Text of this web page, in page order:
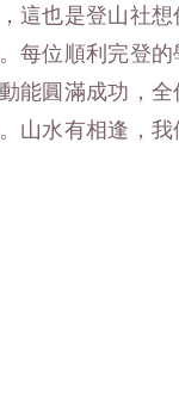
這也是登山社
每位順利完登的
能圓滿成功，
山水有相逢，我